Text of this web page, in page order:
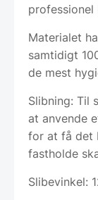
professionel
Materialet
samtidigt
de mest
Slibning: Til
at anvende
for at få det
fastholde
Slibevinkel: